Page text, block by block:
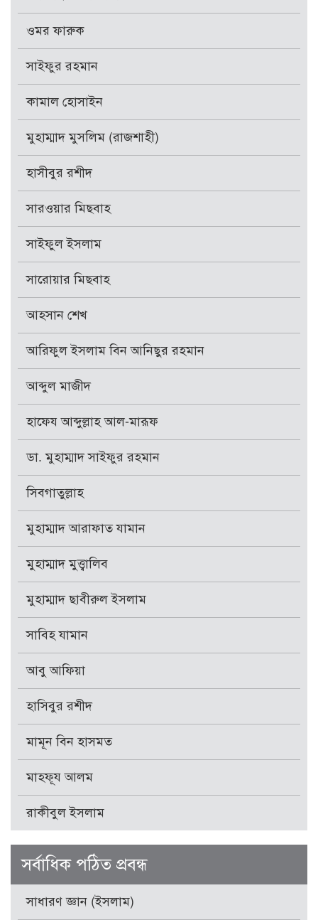
ওমর ফারুক
সাইফুর রহমান
কামাল হোসাইন
মুহাম্মাদ মুসলিম (রাজশাহী)
হাসীবুর রশীদ
সারওয়ার মিছবাহ
সাইফুল ইসলাম
সারোয়ার মিছবাহ
আহসান শেখ
আরিফুল ইসলাম বিন আনিছুর রহমান
আব্দুল মাজীদ
হাফেয আব্দুল্লাহ আল-মারূফ
ডা. মুহাম্মাদ সাইফুর রহমান
সিবগাতুল্লাহ
মুহাম্মাদ আরাফাত যামান
মুহাম্মাদ মুত্ত্বালিব
মুহাম্মাদ ছাবীরুল ইসলাম
সাবিহ যামান
আবু আফিয়া
হাসিবুর রশীদ
মামূন বিন হাসমত
মাহফূয আলম
রাকীবুল ইসলাম
সর্বাধিক পঠিত প্রবন্ধ
সাধারণ জ্ঞান (ইসলাম)